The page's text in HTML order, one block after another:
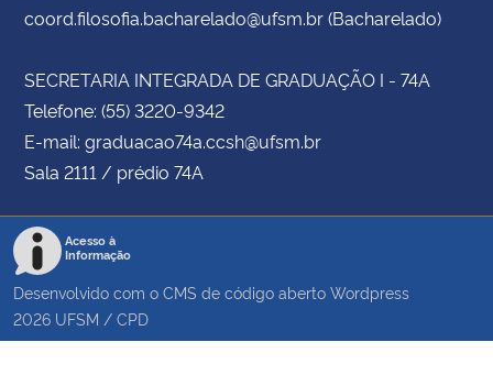
coord.filosofia.bacharelado@ufsm.br (Bacharelado)
SECRETARIA INTEGRADA DE GRADUAÇÃO I - 74A
Telefone: (55) 3220-9342
E-mail: graduacao74a.ccsh@ufsm.br
Sala 2111 / prédio 74A
Acesso à
Informação
Desenvolvido com o CMS de código aberto Wordpress
2026 UFSM / CPD